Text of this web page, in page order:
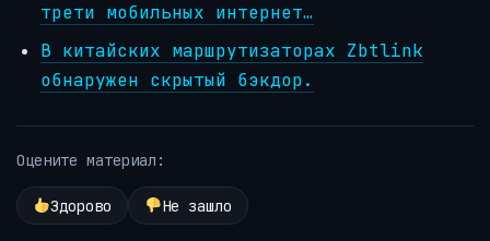
трети мобильных интернет…
В китайских маршрутизаторах Zbtlink
обнаружен скрытый бэкдор.
Оцените материал:
Здорово Не зашло